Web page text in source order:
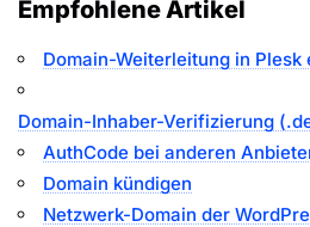
Empfohlene Artikel
Domain-Weiterleitung in
Domain-Inhaber-Verifizierung
AuthCode bei anderen
Domain kündigen
Netzwerk-Domain der